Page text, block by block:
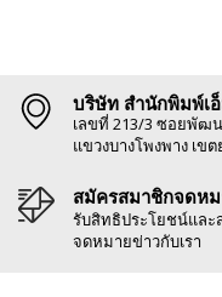
บริษัท สำนักพิมพ์เ
เลขที่ 213/3 ซอยพัฒ
แขวงบางโพงพาง เข
สมัครสมาชิกจดห
รับสิทธิประโยชน์และ
จดหมายข่าวกับเรา